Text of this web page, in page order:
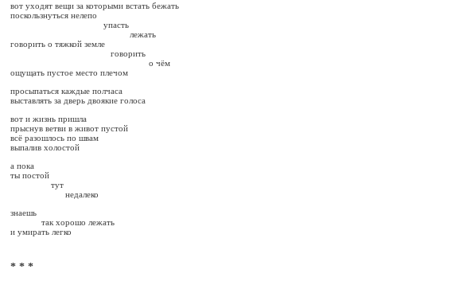
вот уходят вещи за которыми встать бежать
поскользнуться нелепо
упасть
лежать
говорить о тяжкой земле
говорить
о чём
ощущать пустое место плечом
просыпаться каждые полчаса
выставлять за дверь двоякие голоса
вот и жизнь пришла
прыснув ветви в живот пустой
всё разошлось по швам
выпалив холостой
а пока
ты постой
тут
недалеко
знаешь
так хорошо лежать
и умирать легко
* * *